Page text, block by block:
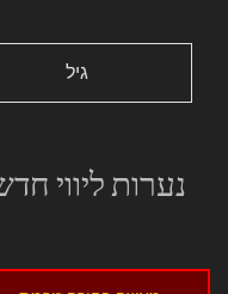
גיל
נערות ליווי